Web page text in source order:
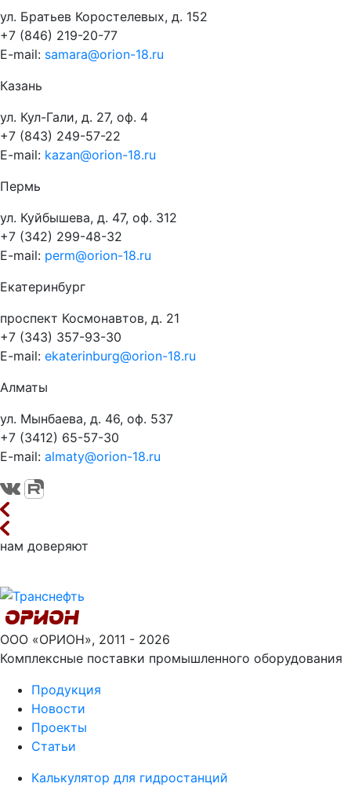
ул. Братьев Коростелевых, д. 152
+7 (846) 219-20-77
E-mail: samara@orion-18.ru
Казань
ул. Кул-Гали, д. 27, оф. 4
+7 (843) 249-57-22
E-mail: kazan@orion-18.ru
Пермь
ул. Куйбышева, д. 47, оф. 312
+7 (342) 299-48-32
E-mail: perm@orion-18.ru
Екатеринбург
проспект Космонавтов, д. 21
+7 (343) 357-93-30
E-mail: ekaterinburg@orion-18.ru
Алматы
ул. Мынбаева, д. 46, оф. 537
+7 (3412) 65-57-30
E-mail: almaty@orion-18.ru
нам доверяют
ООО «ОРИОН», 2011 - 2026
Комплексные поставки промышленного оборудования
Продукция
Новости
Проекты
Статьи
Калькулятор для гидростанций